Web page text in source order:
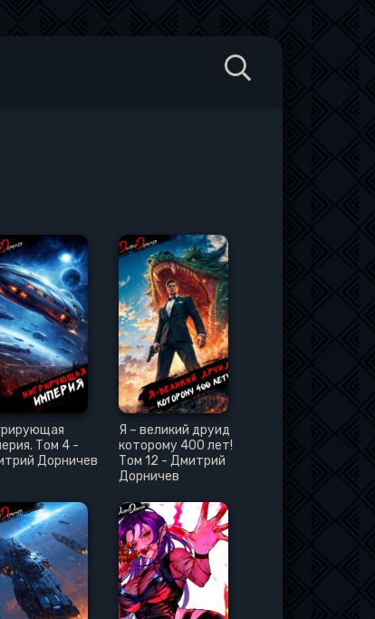
Том 4 -
Дорничев
Я – великий друид
которому 400 лет!
Том 12 - Дмитрий
Дорничев